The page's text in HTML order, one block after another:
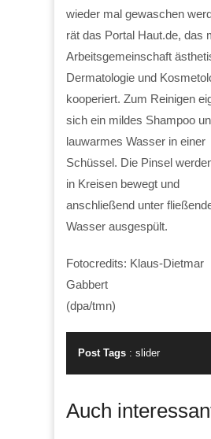
wieder mal gewaschen
rät das Portal Haut.de, das
Arbeitsgemeinschaft
Dermatologie und
kooperiert. Zum Reinigen
sich ein mildes Shampoo
lauwarmes Wasser in einer
Schüssel. Die Pinsel
in Kreisen bewegt und
anschließend unter
Wasser ausgespült.
Fotocredits: Klaus-Dietmar
Gabbert
(dpa/tmn)
Post Tags : slider
Auch